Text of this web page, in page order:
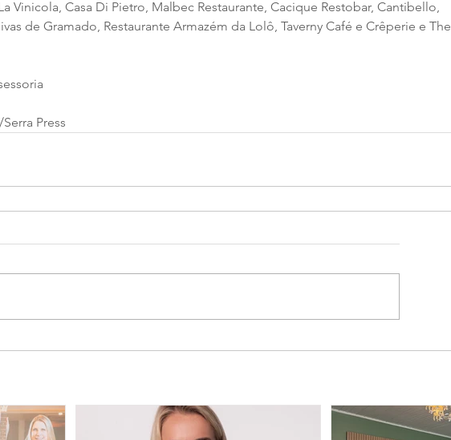
Vinicola, Casa Di Pietro, Malbec Restaurante, Cacique Restobar, Cantibello,
de Gramado, Restaurante Armazém da Lolô, Taverny Café e Crêperie e The
Press